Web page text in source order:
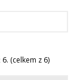
(celkem z 6)